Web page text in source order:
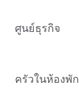
ศูนย์ธุรกิจ
ครัวในห้องพัก